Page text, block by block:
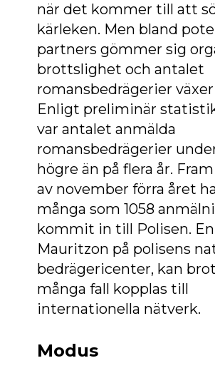
när det kommer till att
kärleken. Men bland
partners gömmer sig
brottslighet och antalet
romansbedrägerier
Enligt preliminär
var antalet anmälda
romansbedrägerier
högre än på flera år.
av november förra året
många som 1058
kommit in till Polisen.
Mauritzon på polisens
bedrägericenter, kan
många fall kopplas till
internationella nätverk.
Modus